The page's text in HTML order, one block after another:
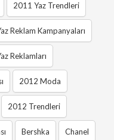
2011 Yaz Trendleri
Reklam Kampanyaları
Reklamları
2012 Moda
2012 Trendleri
Bershka Chanel